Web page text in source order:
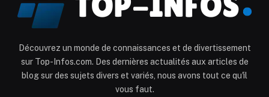
Découvrez un monde de connaissances et de divertissement
sur Top-Infos.com. Des dernières actualités aux articles de
blog sur des sujets divers et variés, nous avons tout ce qu'il
vous faut.